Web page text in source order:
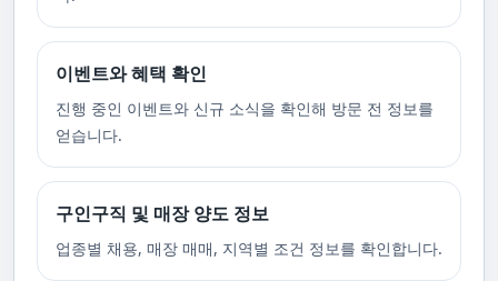
이벤트와 혜택 확인
진행 중인 이벤트와 신규 소식을 확인해 방문 전 정보를
얻습니다.
구인구직 및 매장 양도 정보
업종별 채용, 매장 매매, 지역별 조건 정보를 확인합니다.